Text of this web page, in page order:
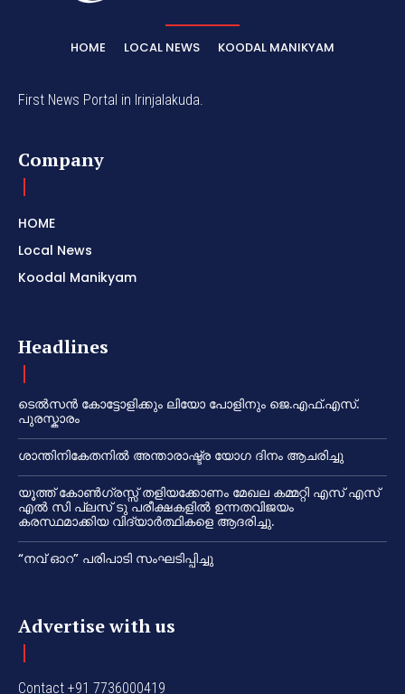
HOME LOCAL NEWS KOODAL MANIKYAM
First News Portal in Irinjalakuda.
Company
HOME
Local News
Koodal Manikyam
Headlines
ടെൽസൻ കോട്ടോളിക്കും ലിയോ പോളിനും ജെ.എഫ്.എസ്.
പുരസ്കാരം
ശാന്തിനികേതനിൽ അന്താരാഷ്ട്ര യോഗ ദിനം ആചരിച്ചു
യൂത്ത് കോൺഗ്രസ്സ് തളിയക്കോണം മേഖല കമ്മറ്റി എസ് എസ്
എൽ സി പ്ലസ് ടു പരീക്ഷകളിൽ ഉന്നതവിജയം
കരസ്ഥമാക്കിയ വിദ്യാർത്ഥികളെ ആദരിച്ചു.
“നവ് ഓറ” പരിപാടി സംഘടിപ്പിച്ചു
Advertise with us
Contact +91 7736000419